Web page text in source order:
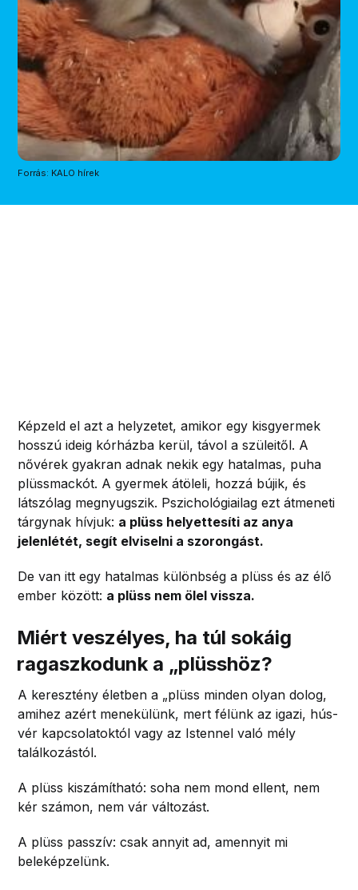
Forrás: KALO hírek
Képzeld el azt a helyzetet, amikor egy kisgyermek
hosszú ideig kórházba kerül, távol a szüleitől. A
nővérek gyakran adnak nekik egy hatalmas, puha
plüssmackót. A gyermek átöleli, hozzá bújik, és
látszólag megnyugszik. Pszichológiailag ezt átmeneti
tárgynak hívjuk: a plüss helyettesíti az anya
jelenlétét, segít elviselni a szorongást.
De van itt egy hatalmas különbség a plüss és az élő
ember között: a plüss nem ölel vissza.
Miért veszélyes, ha túl sokáig
ragaszkodunk a „plüsshöz?
A keresztény életben a „plüss minden olyan dolog,
amihez azért menekülünk, mert félünk az igazi, hús-
vér kapcsolatoktól vagy az Istennel való mély
találkozástól.
A plüss kiszámítható: soha nem mond ellent, nem
kér számon, nem vár változást.
A plüss passzív: csak annyit ad, amennyit mi
beleképzelünk.